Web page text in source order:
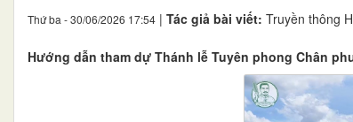
Thứ ba - 30/06/2026 17:54 | Tác giả bài viết: Truyền thông
Hướng dẫn tham dự Thánh lễ Tuyên phong Chân